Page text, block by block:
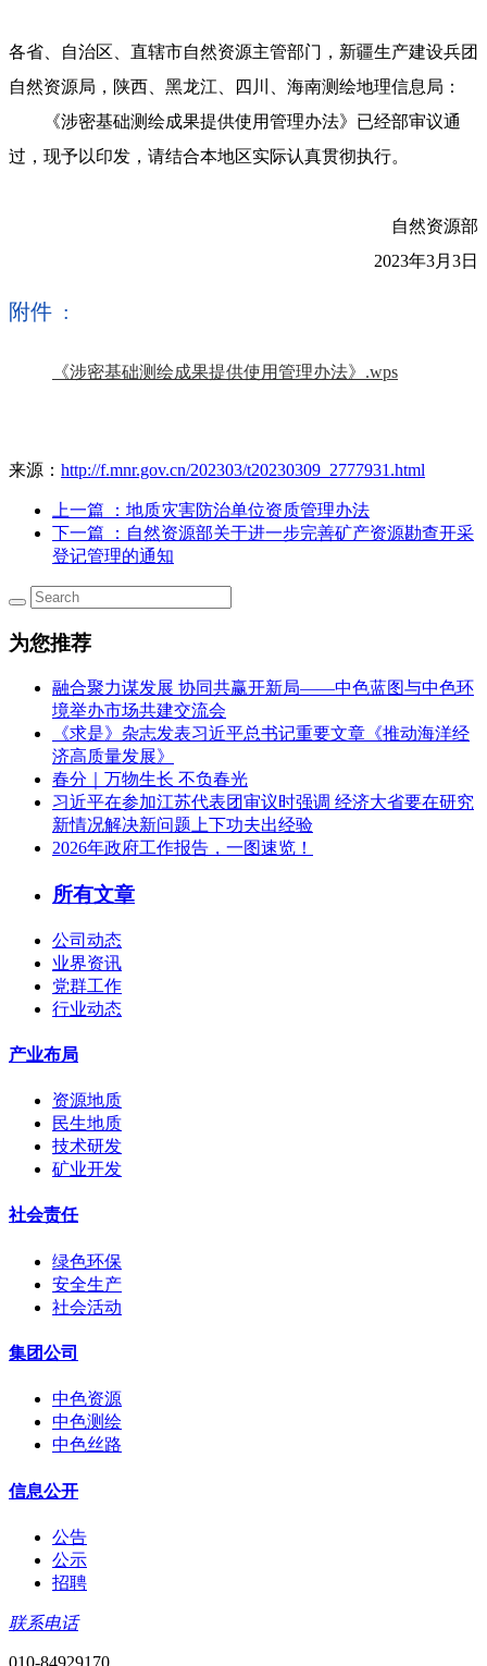
各省、自治区、直辖市自然资源主管部门，新疆生产建设兵团
自然资源局，陕西、黑龙江、四川、海南测绘地理信息局：
《涉密基础测绘成果提供使用管理办法》已经部审议通
过，现予以印发，请结合本地区实际认真贯彻执行。
自然资源部
2023年3月3日
附件 :
《涉密基础测绘成果提供使用管理办法》.wps
来源： http://f.mnr.gov.cn/202303/t20230309_2777931.html
上一篇
：地质灾害防治单位资质管理办法
下一篇
：自然资源部关于进一步完善矿产资源勘查开采
登记管理的通知
为您推荐
融合聚力谋发展 协同共赢开新局——中色蓝图与中色环
境举办市场共建交流会
《求是》杂志发表习近平总书记重要文章《推动海洋经
济高质量发展》
春分｜万物生长 不负春光
习近平在参加江苏代表团审议时强调 经济大省要在研究
新情况解决新问题上下功夫出经验
2026年政府工作报告，一图速览！
所有文章
公司动态
业界资讯
党群工作
行业动态
产业布局
资源地质
民生地质
技术研发
矿业开发
社会责任
绿色环保
安全生产
社会活动
集团公司
中色资源
中色测绘
中色丝路
信息公开
公告
公示
招聘
联系电话
010-84929170